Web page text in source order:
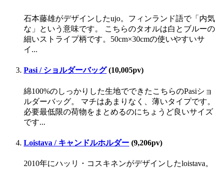
石本藤雄がデザインしたujo。フィンランド語で「内気
な」という意味です。 こちらのタオルは白とブルーの
細いストライプ柄です。50cm×30cmの使いやすいサ
イ...
Pasi / ショルダーバッグ(10,005pv)
綿100%のしっかりした生地でできたこちらのPasiショ
ルダーバッグ。 マチはあまりなく、薄いタイプです。
必要最低限の荷物をまとめるのにちょうど良いサイズ
です...
Loistava / キャンドルホルダー (9,206pv)
2010年にハッリ・コスキネンがデザインしたloistava。